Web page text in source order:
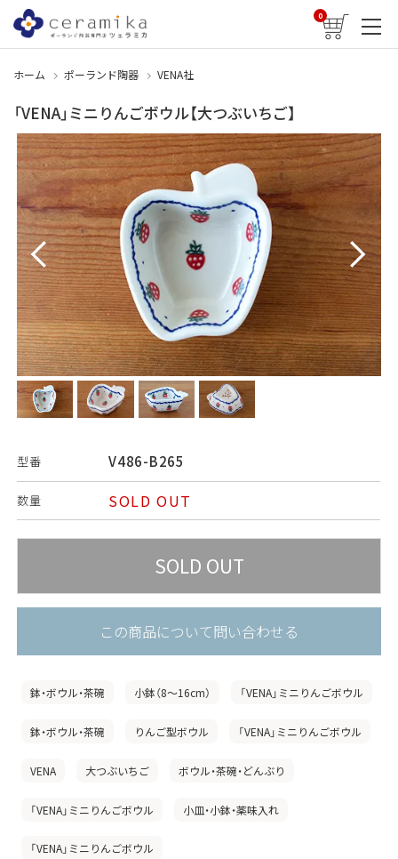
0
ホーム ポーランド陶器 VENA社
「VENA」ミニりんごボウル【大つぶいちご】
型番 V486-B265
数量 SOLD OUT
この商品について問い合わせる
鉢・ボウル・茶碗 小鉢（8〜16cm） 「VENA」ミニりんごボウル
鉢・ボウル・茶碗 りんご型ボウル 「VENA」ミニりんごボウル
VENA 大つぶいちご ボウル・茶碗・どんぶり
「VENA」ミニりんごボウル 小皿・小鉢・薬味入れ
「VENA」ミニりんごボウル